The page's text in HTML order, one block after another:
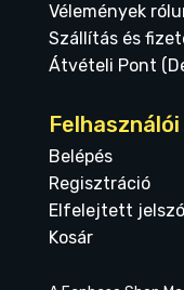
Vélemények
Szállítás és
Átvételi Pont
Belépés
Regisztráció
Elfelejtett jelszó
Kosár